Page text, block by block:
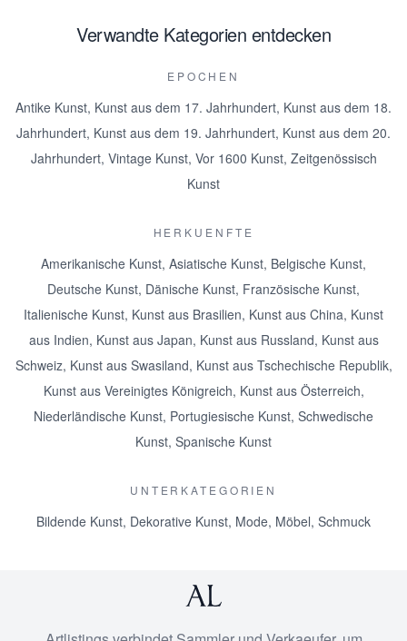
Verwandte Kategorien entdecken
EPOCHEN
Antike Kunst, Kunst aus dem 17. Jahrhundert, Kunst aus dem 18.
Jahrhundert, Kunst aus dem 19. Jahrhundert, Kunst aus dem 20.
Jahrhundert, Vintage Kunst, Vor 1600 Kunst, Zeitgenössisch
Kunst
HERKUENFTE
Amerikanische Kunst, Asiatische Kunst, Belgische Kunst,
Deutsche Kunst, Dänische Kunst, Französische Kunst,
Italienische Kunst, Kunst aus Brasilien, Kunst aus China, Kunst
aus Indien, Kunst aus Japan, Kunst aus Russland, Kunst aus
Schweiz, Kunst aus Swasiland, Kunst aus Tschechische Republik,
Kunst aus Vereinigtes Königreich, Kunst aus Österreich,
Niederländische Kunst, Portugiesische Kunst, Schwedische
Kunst, Spanische Kunst
UNTERKATEGORIEN
Bildende Kunst, Dekorative Kunst, Mode, Möbel, Schmuck